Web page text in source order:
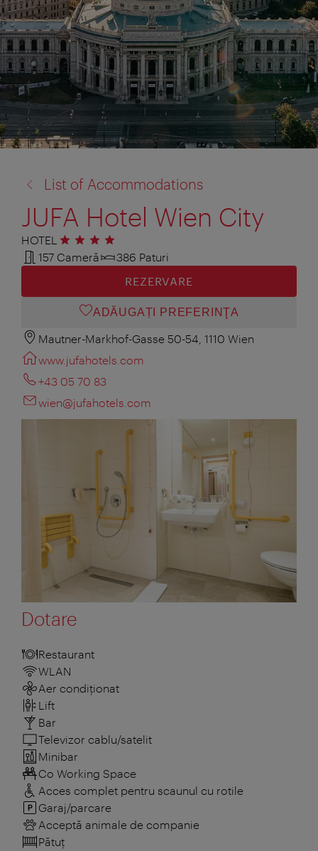
la:
List of Accommodations
JUFA Hotel Wien City
HOTEL 4 stele
157 Cameră
386 Paturi
REZERVARE
ADĂUGAȚI PREFERINŢA
Mautner-Markhof-Gasse 50-54, 1110 Wien
www.jufahotels.com
+43 05 70 83
wien@jufahotels.com
Dotare
Restaurant
WLAN
Aer condiționat
Lift
Bar
Televizor cablu/satelit
Minibar
Co Working Space
Acces complet pentru scaunul cu rotile
Garaj/parcare
Acceptă animale de companie
Pătuţ